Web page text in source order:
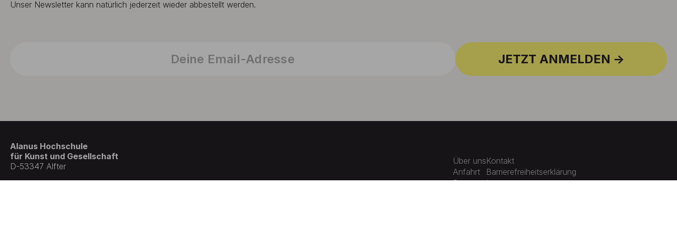
Unser Newsletter kann natürlich jederzeit wieder abbestellt werden.
JETZT ANMELDEN
Alanus Hochschule
für Kunst und Gesellschaft
D-53347 Alfter
Über uns
Anfahrt
Presse
Kontakt
Barrierefreiheitserklärung
Impressum